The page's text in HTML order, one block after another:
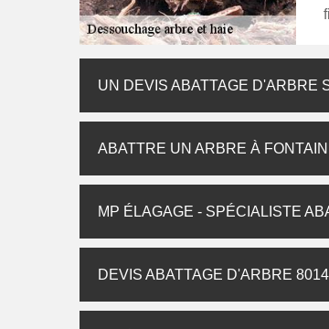
UN DEVIS ABATTAGE D'ARBRE
ABATTRE UN ARBRE À
MP ÉLAGAGE - SPÉCIALISTE
DEVIS ABATTAGE D'ARBRE